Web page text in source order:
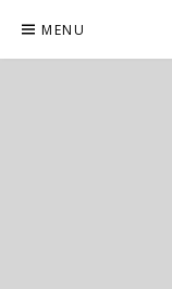
content
MENU